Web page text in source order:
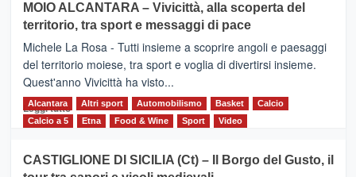
Torna
la
Supermaratona
dell’Etna
MOIO ALCANTARA – Vivicittà, alla scoperta del
territorio, tra sport e messaggi di pace
Michele La Rosa - Tutti insieme a scoprire angoli e paesaggi
del territorio moiese, tra sport e voglia di divertirsi insieme.
Quest'anno Vivicittà ha visto...
Leggi tutto Leggi
MOIO
Alcantara Altri sport Automobilismo Basket
Calcio
Calcio a 5
Etna Food & Wine Sport Video
CASTIGLIONE DI SICILIA (Ct) – Il Borgo del Gusto, il